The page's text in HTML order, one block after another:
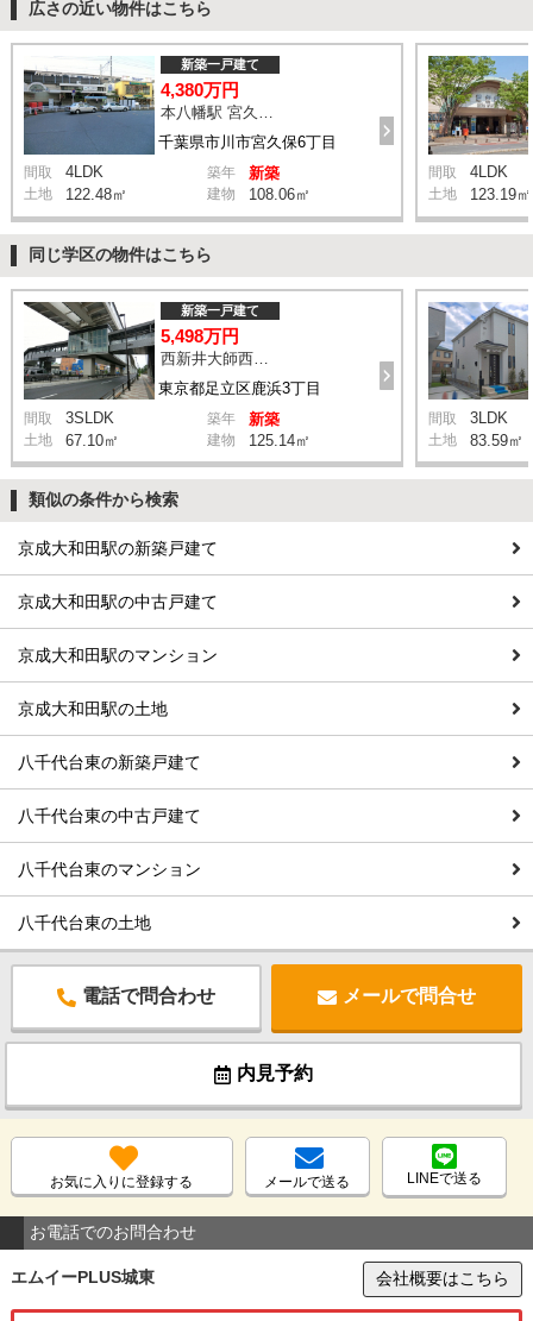
広さの近い物件はこちら
千葉県市川市宮久保6丁目
新築一戸建て
4,380万円
本八幡駅 宮久保坂上 バス10分 停歩7分
間取 4LDK 築年 新築
土地 122.48㎡ 建物 108.06㎡
間取 4LDK
土地 123.19㎡
同じ学区の物件はこちら
東京都足立区鹿浜3丁目
新築一戸建て
5,498万円
間取 3SLDK 築年 新築
土地 67.10㎡ 建物 125.14㎡
間取 3LDK
土地 83.59㎡
類似の条件から検索
京成大和田駅の新築戸建て
京成大和田駅の中古戸建て
京成大和田駅のマンション
京成大和田駅の土地
八千代台東の新築戸建て
八千代台東の中古戸建て
八千代台東のマンション
八千代台東の土地
電話で問合わせ メールで問合せ
内見予約
お気に入りに登録する メールで送る LINEで送る
お電話でのお問合わせ
エムイーPLUS城東 会社概要はこちら